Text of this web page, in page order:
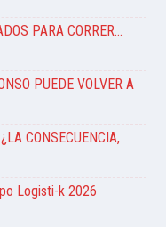
PARA CORRER…
PUEDE VOLVER A
CONSECUENCIA,
Logisti-k 2026